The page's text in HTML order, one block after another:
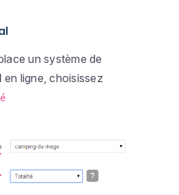
un système de
en ligne, choisissez